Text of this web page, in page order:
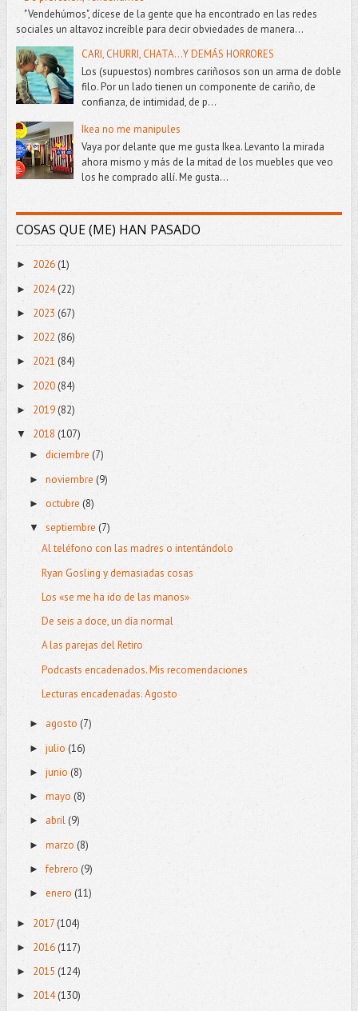
"Vendehúmos", dícese de la gente que ha encontrado en las redes
sociales un altavoz increíble para decir obviedades de manera...
CARI, CHURRI, CHATA...Y DEMÁS HORRORES
Los (supuestos) nombres cariñosos son un arma de doble
filo. Por un lado tienen un componente de cariño, de
confianza, de intimidad, de p...
Ikea no me manipules
Vaya por delante que me gusta Ikea. Levanto la mirada
ahora mismo y más de la mitad de los muebles que veo
los he comprado allí. Me gusta...
COSAS QUE (ME) HAN PASADO
► 2026 (1)
► 2024(22)
► 2023 (67)
► 2022 (86)
► 2021 (84)
► 2020(84)
► 2019 (82)
▼ 2018 (107)
► diciembre (7)
► noviembre (9)
► octubre (8)
▼ septiembre (7)
Al teléfono con las madres o intentándolo
Ryan Gosling y demasiadas cosas
Los «se me ha ido de las manos»
De seis a doce, un día normal
A las parejas del Retiro
Podcasts encadenados. Mis recomendaciones
Lecturas encadenadas. Agosto
► agosto (7)
► julio (16)
► junio (8)
► mayo(8)
► abril (9)
► marzo (8)
►febrero (9)
► enero (11)
► 2017(104)
► 2016(117)
► 2015 (124)
► 2014(130)